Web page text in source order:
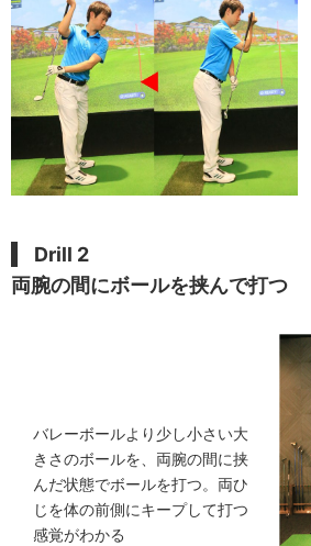
Drill 2
両腕の間にボールを挟んで打つ
バレーボールより少し小さい大
きさのボールを、両腕の間に挟
んだ状態でボールを打つ。両ひ
じを体の前側にキープして打つ
感覚がわかる